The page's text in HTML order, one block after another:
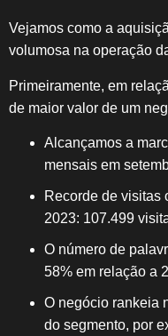
Vejamos como a
volumosa na operação
Primeiramente, em
de maior valor de um
Alcançamos a
mensais em
Recorde de visitas
2023: 107.499
O número de
58% em relação a
O negócio rankeia
do segmento, por